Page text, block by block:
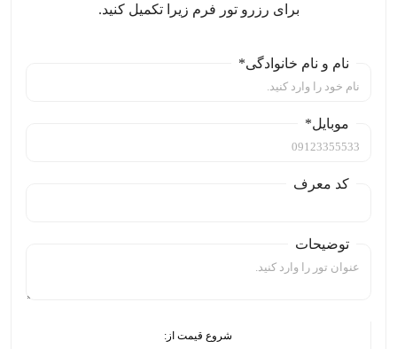
برای رزرو تور فرم زیرا تکمیل کنید.
نام و نام خانوادگی*
موبایل*
کد معرف
توضیحات
شروع قیمت از: